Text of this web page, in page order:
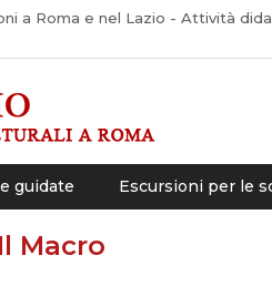
a Roma e nel Lazio - Attività
guidate Escursioni per le
Il Macro